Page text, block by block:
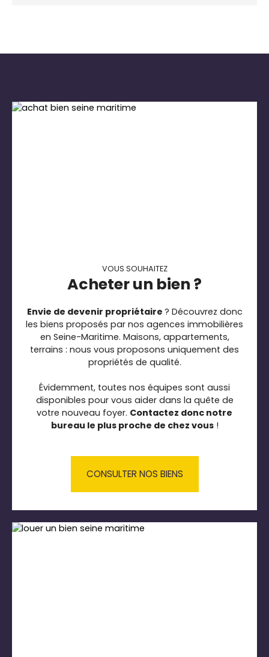
VOUS SOUHAITEZ
Acheter un bien ?
Envie de devenir propriétaire ? Découvrez donc
les biens proposés par nos agences immobilières
en Seine-Maritime. Maisons, appartements,
terrains : nous vous proposons uniquement des
propriétés de qualité.
Évidemment, toutes nos équipes sont aussi
disponibles pour vous aider dans la quête de
votre nouveau foyer. Contactez donc notre
bureau le plus proche de chez vous!
CONSULTER NOS BIENS